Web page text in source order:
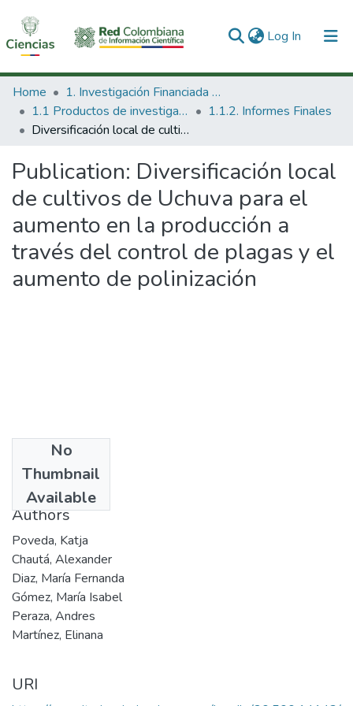
Log In (current)
Communities & Collections
All of DSpace
Home
1. Investigación Financiada con Recursos Públicos
1.1 Productos de investigación
1.1.2. Informes Finales
Diversificación local de cultivos de Uchuva para el aumento en la producción a través del control de plagas y el aumento de polinización
Publication: Diversificación local
de cultivos de Uchuva para el
aumento en la producción a
través del control de plagas y el
aumento de polinización
No
Thumbnail
Available
2012
Authors
Poveda, Katja
Chautá, Alexander
Diaz, María Fernanda
Gómez, María Isabel
Peraza, Andres
Martínez, Elinana
URI